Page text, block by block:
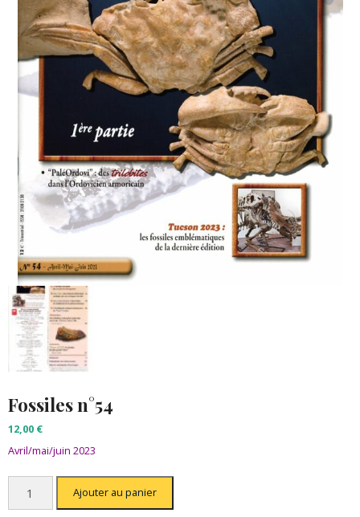
Fossiles n°54
12,00 €
Avril/mai/juin 2023
quantité
Fossiles
Ajouter au panier